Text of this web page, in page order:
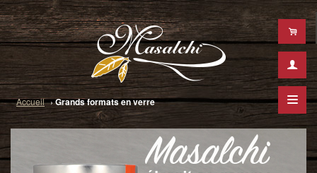
Masalchi
Accueil ›Grands formats en verre